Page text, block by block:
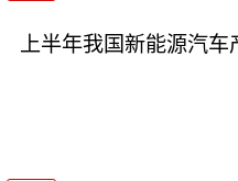
上半年我国新能源汽